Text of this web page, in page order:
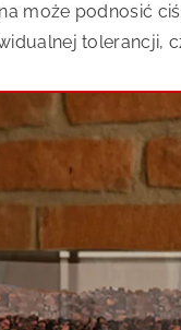
może podnosić
tolerancji,